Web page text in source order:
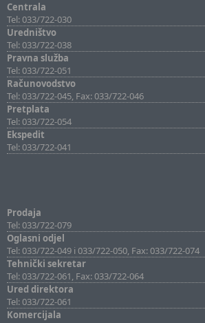
Centrala
Tel: 033/722-030
Uredništvo
Tel: 033/722-038
Pravna služba
Tel: 033/722-051
Računovodstvo
Tel: 033/722-045, Fax: 033/722-046
Pretplata
Tel: 033/722-054
Ekspedit
Tel: 033/722-041
Prodaja
Tel: 033/722-079
Oglasni odjel
Tel: 033/722-049 i 033/722-050, Fax: 033/722-074
Tehnički sekretar
Tel: 033/722-061, Fax: 033/722-064
Ured direktora
Tel: 033/722-061
Komercijala